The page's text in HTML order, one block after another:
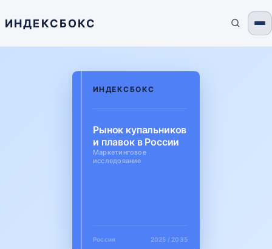
ИНДЕКСБОКС
ИНДЕКСБОКС
Рынок купальников
и плавок в России
Маркетинговое
исследование
Россия 2025 / 2035